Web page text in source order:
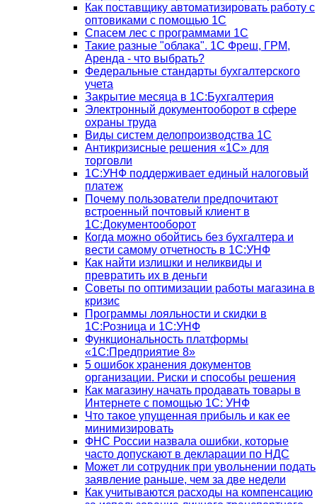
Как поставщику автоматизировать работу с
оптовиками с помощью 1С
Спасем лес с программами 1С
Такие разные "облака". 1С Фреш, ГРМ,
Аренда - что выбрать?
Федеральные стандарты бухгалтерского
учета
Закрытие месяца в 1С:Бухгалтерия
Электронный документооборот в сфере
охраны труда
Виды систем делопроизводства 1C
Антикризисные решения «1С» для
торговли
1С:УНФ поддерживает единый налоговый
платеж
Почему пользователи предпочитают
встроенный почтовый клиент в
1С:Документооборот
Когда можно обойтись без бухгалтера и
вести самому отчетность в 1С:УНФ
Как найти излишки и неликвиды и
превратить их в деньги
Советы по оптимизации работы магазина в
кризис
Программы лояльности и скидки в
1С:Розница и 1С:УНФ
Функциональность платформы
«1С:Предприятие 8»
5 ошибок хранения документов
организации. Риски и способы решения
Как магазину начать продавать товары в
Интернете с помощью 1С: УНФ
Что такое упущенная прибыль и как ее
минимизировать
ФНС России назвала ошибки, которые
часто допускают в декларации по НДС
Может ли сотрудник при увольнении подать
заявление раньше, чем за две недели
Как учитываются расходы на компенсацию